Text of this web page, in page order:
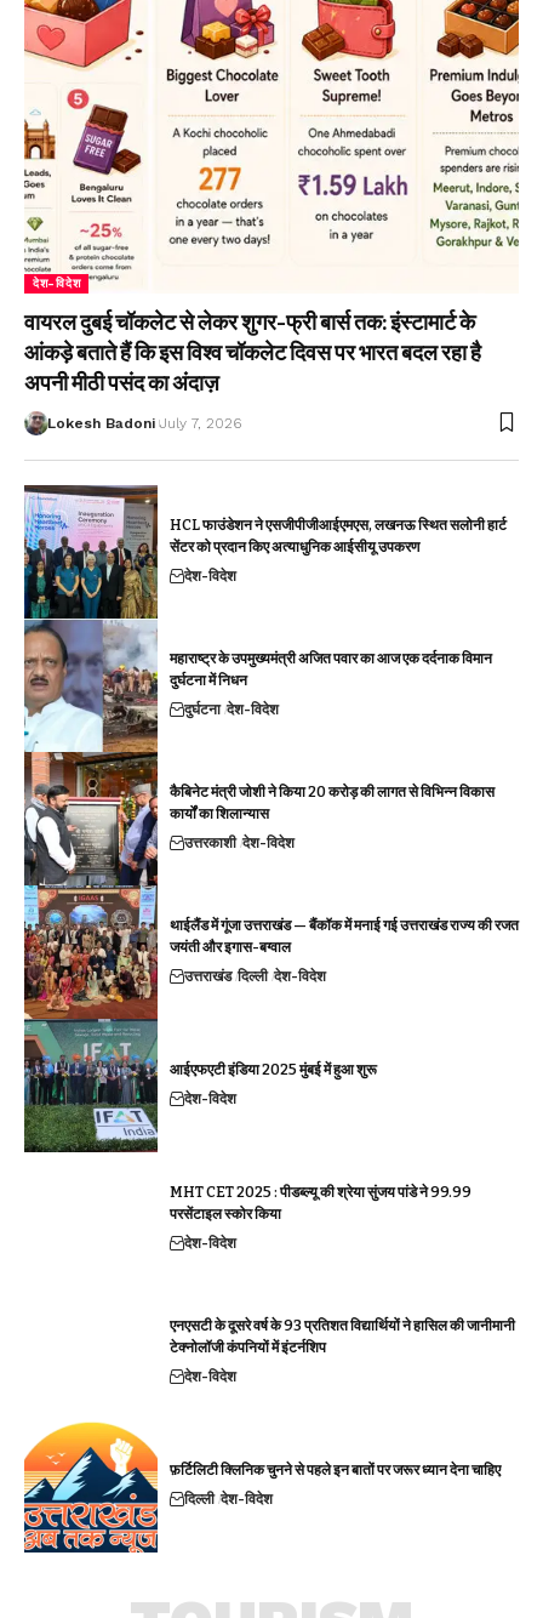
देश-विदेश
वायरल दुबई चॉकलेट से लेकर शुगर-फ्री बार्स तक: इंस्टामार्ट के
आंकड़े बताते हैं कि इस विश्व चॉकलेट दिवस पर भारत बदल रहा है
अपनी मीठी पसंद का अंदाज़
Lokesh Badoni July 7, 2026
HCL फाउंडेशन ने एसजीपीजीआईएमएस, लखनऊ स्थित सलोनी हार्ट
सेंटर को प्रदान किए अत्याधुनिक आईसीयू उपकरण
देश-विदेश
महाराष्ट्र के उपमुख्यमंत्री अजित पवार का आज एक दर्दनाक विमान
दुर्घटना में निधन
दुर्घटना देश-विदेश
कैबिनेट मंत्री जोशी ने किया 20 करोड़ की लागत से विभिन्न विकास
कार्यों का शिलान्यास
उत्तरकाशी देश-विदेश
थाईलैंड में गूंजा उत्तराखंड — बैंकॉक में मनाई गई उत्तराखंड राज्य की रजत
जयंती और इगास-बग्वाल
उत्तराखंड दिल्ली देश-विदेश
आईएफएटी इंडिया 2025 मुंबई में हुआ शुरू
देश-विदेश
MHT CET 2025 : पीडब्ल्यू की श्रेया सुंजय पांडे ने 99.99
परसेंटाइल स्कोर किया
देश-विदेश
एनएसटी के दूसरे वर्ष के 93 प्रतिशत विद्यार्थियों ने हासिल की जानीमानी
टेक्नोलॉजी कंपनियों में इंटर्नशिप
देश-विदेश
फ़र्टिलिटी क्लिनिक चुनने से पहले इन बातों पर जरूर ध्यान देना चाहिए
दिल्ली देश-विदेश